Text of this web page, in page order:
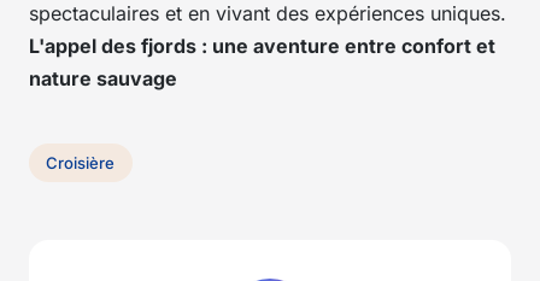
spectaculaires et en vivant des expériences uniques.
L'appel des fjords : une aventure entre confort et
nature sauvage
Croisière